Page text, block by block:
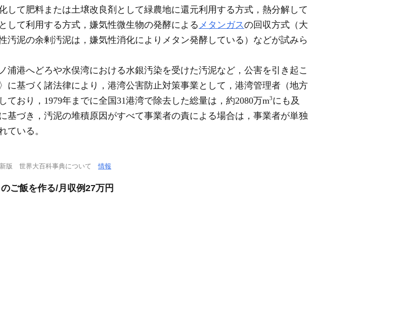
して肥料または土壌改良剤として緑農地に還元利用する方式，熱分解して
して利用する方式，嫌気性微生物の発酵による メタンガスの回収方式（大
汚泥の余剰汚泥は，嫌気性消化によりメタン発酵している）などが試みら
港へどろや水俣湾における水銀汚染を受けた汚泥など，公害を引き起こ
に基づく諸法律により，港湾公害防止対策事業として，港湾管理者（地方
おり，1979年までに全国31港湾で除去した総量は，約2080万m3にも及
基づき，汚泥の堆積原因がすべて事業者の責による場合は，事業者が単独
ている。
版 世界大百科事典について情報
ご飯を作る/月収例27万円